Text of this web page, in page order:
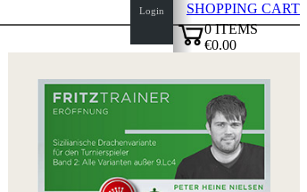
Login
SHOPPING CART
0ITEMS
€0.00
top
page
Home
New
Products
Authors
Openings